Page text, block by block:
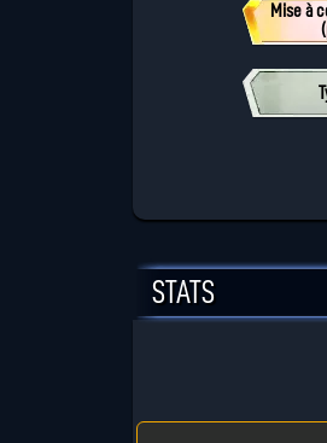
Mise à
STATS